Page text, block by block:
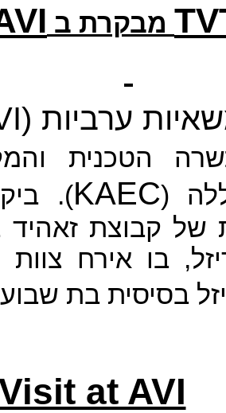
מבקרת ב
ערביות (
הטכנית
(
KAEC
).
קבוצת
בו אירח
בסיסית בת
at AVI